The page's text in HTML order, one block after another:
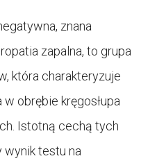
znana
zapalna, to grupa
która charakteryzuje
obrębie kręgosłupa
Istotną cechą tych
testu na